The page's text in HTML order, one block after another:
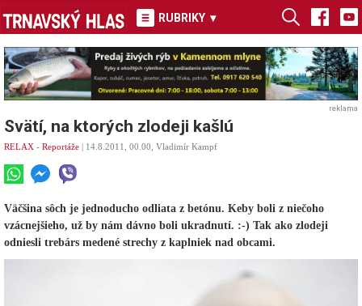
RUBRIKY ▾
reklama
Svätí, na ktorých zlodeji kašlú
RELAX - Reportáže | 14.8.2011, 00.00, Vladimír Kampf
Väčšina sôch je jednoducho odliata z betónu. Keby boli z niečoho
vzácnejšieho, už by nám dávno boli ukradnutí. :-) Tak ako zlodeji
odniesli trebárs medené strechy z kaplniek nad obcami.